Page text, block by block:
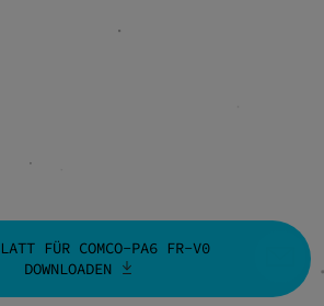
FÜR COMCO-PA6 FR-V0
DOWNLOADEN
oder Publishern